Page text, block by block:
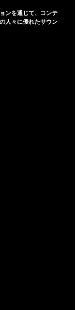
ンを通じて、コンテ
人々に優れたサウン